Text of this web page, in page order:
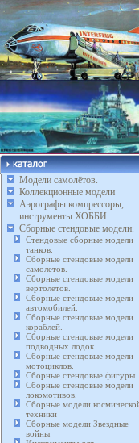
Модели самолётов.
Коллекционные модели
Аэрографы компрессоры,
инструменты ХОББИ.
Сборные стендовые модели.
Стендовые сборные модели
танков.
Сборные стендовые модели
самолетов.
Сборные стендовые модели
вертолетов.
Сборные стендовые модели
автомобилей.
Сборные стендовые модели
кораблей.
Сборные стендовые модели
подводных лодок.
Сборные стендовые модели
мотоциклов.
Сборные стендовые фигуры.
Сборные стендовые модели
локомотивов.
Сборные модели
техники
Сборные модели Звездные
войны